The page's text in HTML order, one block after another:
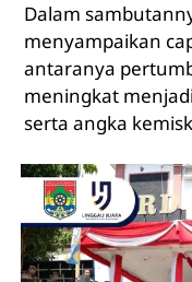
Dalam
menyampaikan
antaranya
meningkat
serta angka